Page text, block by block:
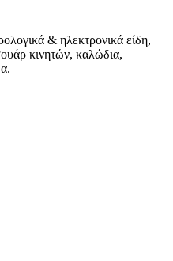
& ηλεκτρονικά είδη,
κινητών, καλώδια,